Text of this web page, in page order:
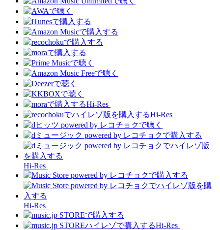
Hi-Res
Hi-Res
Hi-Res
Hi-Res
Hi-Res